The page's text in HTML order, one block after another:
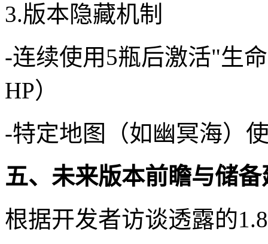
3.版本隐藏机制
-连续使用5瓶后激活"生
HP）
-特定地图（如幽冥海）
五、未来版本前瞻与储备
根据开发者访谈透露的